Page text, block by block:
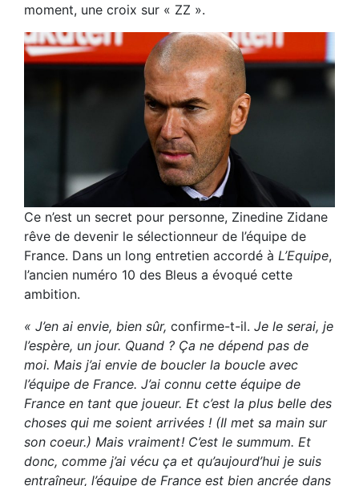
moment, une croix sur « ZZ ».
Ce n’est un secret pour personne, Zinedine Zidane
rêve de devenir le sélectionneur de l’équipe de
France. Dans un long entretien accordé à L’Equipe,
l’ancien numéro 10 des Bleus a évoqué cette
ambition.
« J’en ai envie, bien sûr, confirme-t-il. Je le serai, je
l’espère, un jour. Quand ? Ça ne dépend pas de
moi. Mais j’ai envie de boucler la boucle avec
l’équipe de France. J’ai connu cette équipe de
France en tant que joueur. Et c’est la plus belle des
choses qui me soient arrivées ! (Il met sa main sur
son coeur.) Mais vraiment ! C’est le summum. Et
donc, comme j’ai vécu ça et qu’aujourd’hui je suis
entraîneur, l’équipe de France est bien ancrée dans